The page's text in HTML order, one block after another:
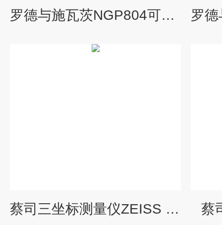
罗德与施瓦茨NGP804可编程双向直流电源
蔡司三坐标测量仪ZEISS GageMax 蔡